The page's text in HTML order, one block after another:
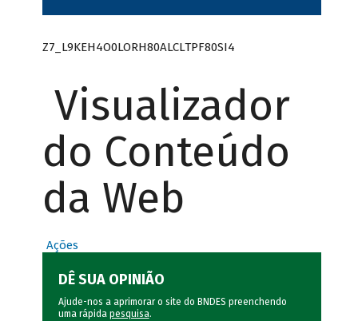
Z7_L9KEH4O0LORH80ALCLTPF80SI4
Visualizador
do Conteúdo
da Web
Ações
DÊ SUA OPINIÃO
Ajude-nos a aprimorar o site do BNDES preenchendo
uma rápida pesquisa.